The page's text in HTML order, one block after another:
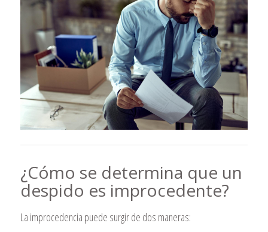
¿Cómo se determina que un
despido es improcedente?
La improcedencia puede surgir de dos maneras: